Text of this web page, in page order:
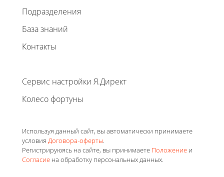
Подразделения
База знаний
Контакты
Сервис настройки Я.Директ
Колесо фортуны
Используя данный сайт, вы автоматически принимаете
условия Договора-оферты.
Регистрируюясь на сайте, вы принимаете Положение и
Согласие на обработку персональных данных.